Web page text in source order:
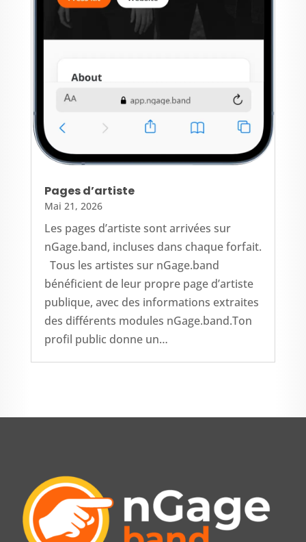
Pages d’artiste
Mai 21, 2026
Les pages d’artiste sont arrivées sur
nGage.band, incluses dans chaque forfait.
Tous les artistes sur nGage.band
bénéficient de leur propre page d’artiste
publique, avec des informations extraites
des différents modules nGage.band.Ton
profil public donne un…